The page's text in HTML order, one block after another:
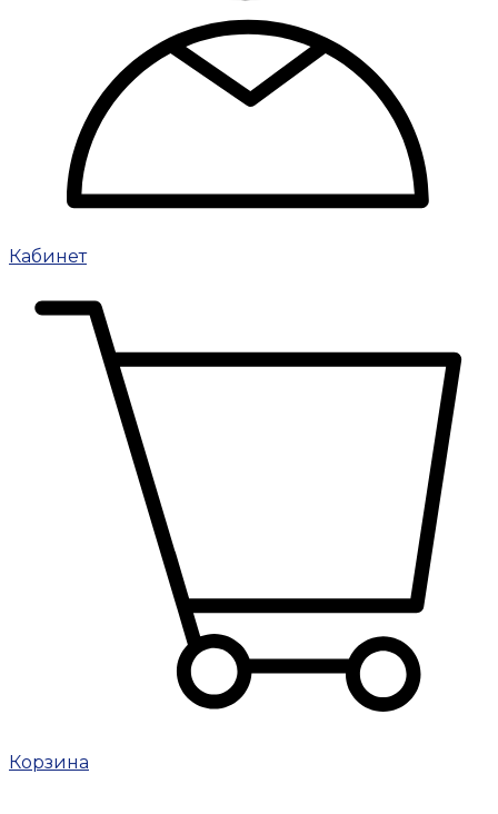
Кабинет
Корзина